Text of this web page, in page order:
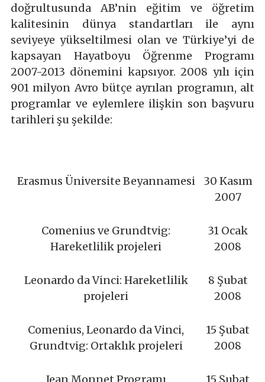
doğrultusunda AB’nin eğitim ve öğretim
kalitesinin dünya standartları ile aynı
seviyeye yükseltilmesi olan ve Türkiye’yi de
kapsayan Hayatboyu Öğrenme Programı
2007-2013 dönemini kapsıyor. 2008 yılı için
901 milyon Avro bütçe ayrılan programın, alt
programlar ve eylemlere ilişkin son başvuru
tarihleri şu şekilde:
Erasmus Üniversite Beyannamesi
30 Kasım
2007
Comenius ve Grundtvig:
Hareketlilik projeleri
31 Ocak
2008
Leonardo da Vinci: Hareketlilik
projeleri
8 Şubat
2008
Comenius, Leonardo da Vinci,
Grundtvig: Ortaklık projeleri
15 Şubat
2008